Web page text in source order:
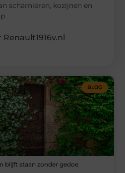
scharnieren, kozijnen en
BLOG
blijft staan zonder gedoe